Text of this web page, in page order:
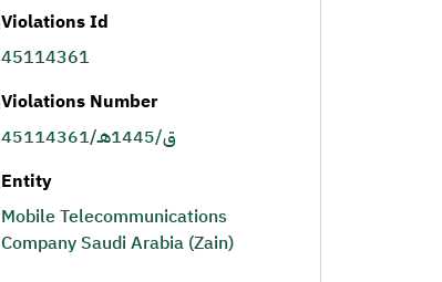
Violations Id
45114361
Violations Number
45114361/ق/1445هـ
Entity
Mobile Telecommunications
Company Saudi Arabia (Zain)